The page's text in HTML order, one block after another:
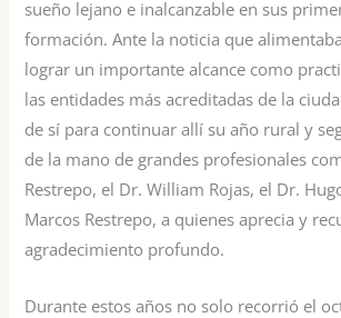
sueño lejano e inalcanzable en sus
formación. Ante la noticia que
lograr un importante alcance como
las entidades más acreditadas de la
de sí para continuar allí su año rural y
de la mano de grandes profesionales
Restrepo, el Dr. William Rojas, el Dr.
Marcos Restrepo, a quienes aprecia y
agradecimiento profundo.
Durante estos años no solo recorrió el